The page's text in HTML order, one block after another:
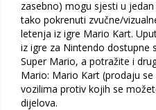
zasebno) mogu sjesti u
tako pokrenuti zvučne/
letenja iz igre Mario Kart.
iz igre za Nintendo dostupne
Super Mario, a potražite i
Mario: Mario Kart (prodaju
vozilima protiv kojih se
dijelova.